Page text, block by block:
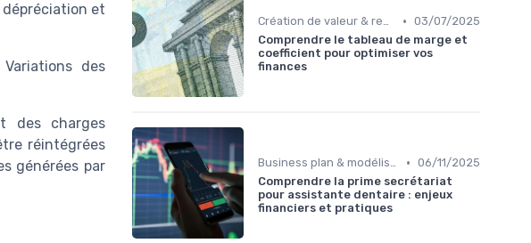
et
des
des charges
réintégrées
générées par
Création de valeur & rentabilité • 03/07/2025
Comprendre le tableau de marge et
coefficient pour optimiser vos
finances
Business plan & modélisation financière • 06/11/2025
Comprendre la prime secrétariat
pour assistante dentaire : enjeux
financiers et pratiques